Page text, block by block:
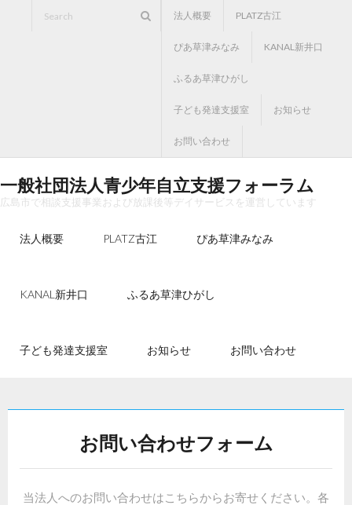
法人概要 PLATZ古江
ぴあ草津みなみ KANAL新井口
ふるあ草津ひがし
子ども発達支援室 お知らせ
お問い合わせ
一般社団法人青少年自立支援フォーラム
広島市で相談支援事業および放課後等デイサービスを運営しています
法人概要 PLATZ古江 ぴあ草津みなみ
KANAL新井口 ふるあ草津ひがし
子ども発達支援室 お知らせ お問い合わせ
お問い合わせフォーム
当法人へのお問い合わせはこちらからお寄せください。各